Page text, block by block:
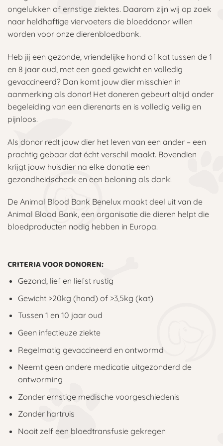
ongelukken of ernstige ziektes. Daarom zijn wij op zoek
naar heldhaftige viervoeters die bloeddonor willen
worden voor onze dierenbloedbank.
Heb jij een gezonde, vriendelijke hond of kat tussen de 1
en 8 jaar oud, met een goed gewicht en volledig
gevaccineerd? Dan komt jouw dier misschien in
aanmerking als donor! Het doneren gebeurt altijd onder
begeleiding van een dierenarts en is volledig veilig en
pijnloos.
Als donor redt jouw dier het leven van een ander – een
prachtig gebaar dat écht verschil maakt. Bovendien
krijgt jouw huisdier na elke donatie een
gezondheidscheck en een beloning als dank!
De Animal Blood Bank Benelux maakt deel uit van de
Animal Blood Bank, een organisatie die dieren helpt die
bloedproducten nodig hebben in Europa.
CRITERIA VOOR DONOREN:
Gezond, lief en liefst rustig
Gewicht >20kg (hond) of >3,5kg (kat)
Tussen 1 en 10 jaar oud
Geen infectieuze ziekte
Regelmatig gevaccineerd en ontwormd
Neemt geen andere medicatie uitgezonderd de
ontworming
Zonder ernstige medische voorgeschiedenis
Zonder hartruis
Nooit zelf een bloedtransfusie gekregen